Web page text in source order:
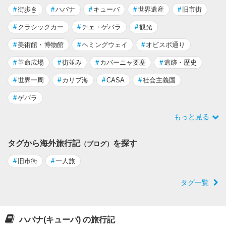
#街歩き #ハバナ # キューバ #世界遺産 # 旧市街
# クラシックカー #チェ・ゲバラ #観光
#美術館・博物館 #ヘミングウェイ # オビスポ通り
#革命広場 #街並み # カバーニャ要塞 #遺跡・歴史
#世界一周 # カリブ海 #CASA #社会主義国
#ゲバラ
もっと見る
タグから海外旅行記（ブログ） を探す
# 旧市街 #一人旅
タグ一覧
ハバナ(キューバ) の旅行記